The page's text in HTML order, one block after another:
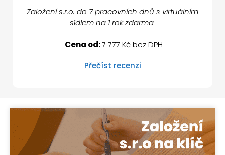
Založení s.r.o. do 7 pracovních dnů s virtuálním
sídlem na 1 rok zdarma
Cena od:7 777 Kč bez DPH
Přečíst recenzi